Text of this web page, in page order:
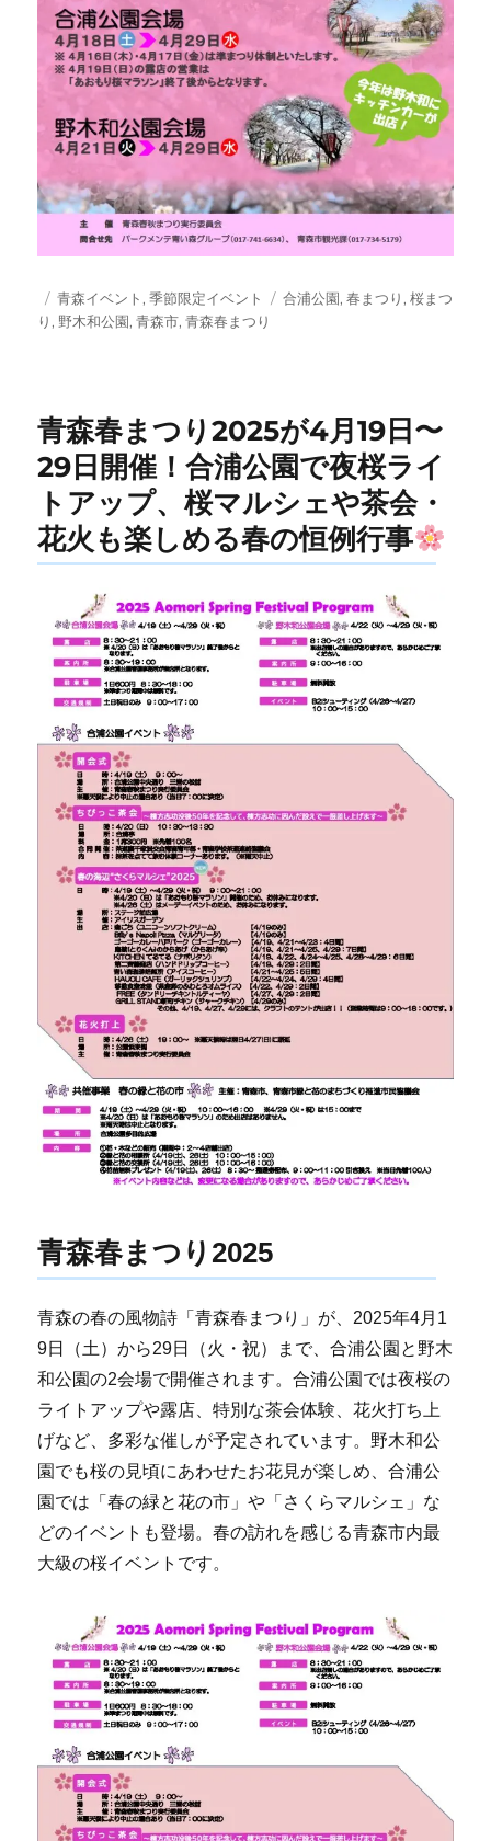
投
稿
カ
テ
青森イベント,季節限定イベント
タ
合浦公園,春まつり,桜まつ
り, 野木和公園,青森市,青森春まつり
青森春まつり2025が4月19日〜
29日開催！合浦公園で夜桜ライ
トアップ、桜マルシェや茶会・
花火も楽しめる春の恒例行事
青森春まつり2025
青森の春の風物詩「青森春まつり」が、2025年4月1
9日（土）から29日（火・祝）まで、合浦公園と野木
和公園の2会場で開催されます。合浦公園では夜桜の
ライトアップや露店、特別な茶会体験、花火打ち上
げなど、多彩な催しが予定されています。野木和公
園でも桜の見頃にあわせたお花見が楽しめ、合浦公
園では「春の緑と花の市」や「さくらマルシェ」な
どのイベントも登場。春の訪れを感じる青森市内最
大級の桜イベントです。